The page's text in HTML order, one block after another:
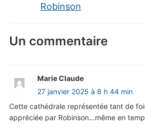
Robinson
Un commentaire
Marie Claude
27 janvier 2025 à 8 h 44 min
Cette cathédrale représentée tant de
appréciée par Robinson…même en